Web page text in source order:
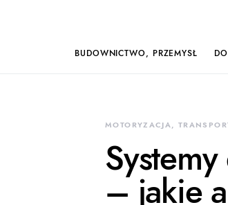
BUDOWNICTWO, PRZEMYSŁ
MOTORYZACJA,
– jakie